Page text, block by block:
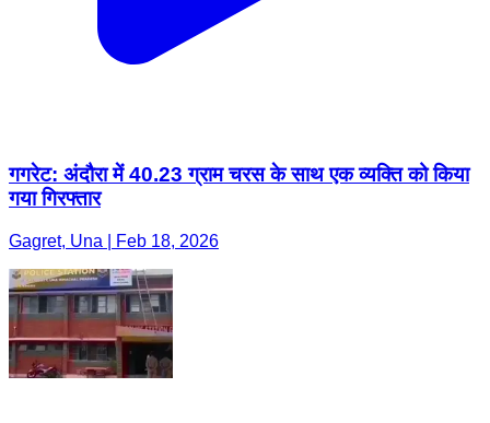
गगरेट: अंदौरा में 40.23 ग्राम चरस के साथ एक व्यक्ति को किया
गया गिरफ्तार
Gagret, Una | Feb 18, 2026